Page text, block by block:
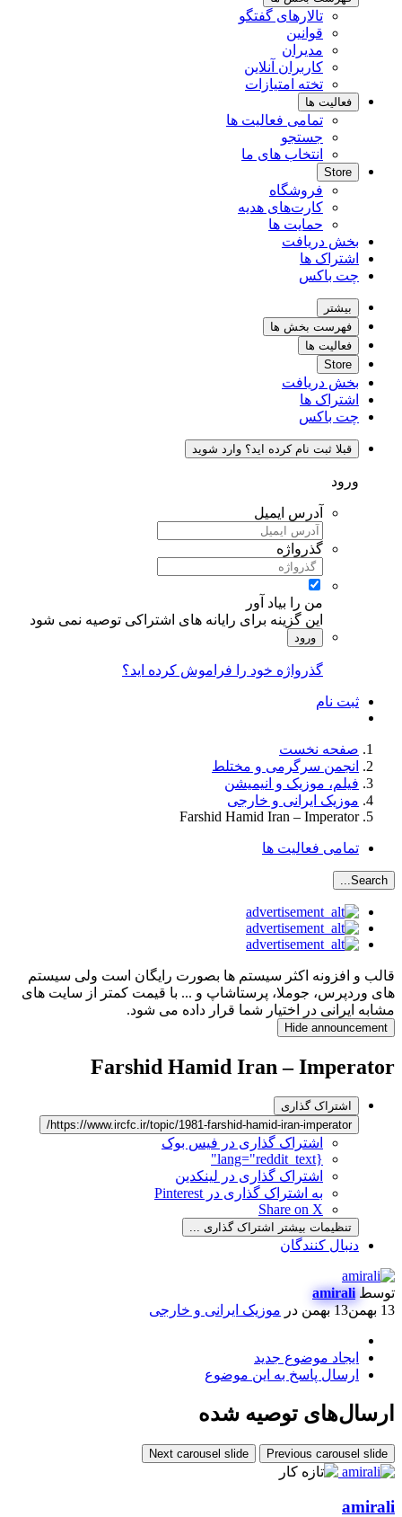
تالارهای گفتگو
قوانین
مدیران
کاربران آنلاین
تخته امتیازات
فعالیت ها
تمامی فعالیت ها
جستجو
انتخاب های ما
Store
فروشگاه
کارت‌های هدیه
حمایت ها
بخش دریافت
اشتراک ها
چت باکس
بیشتر
فهرست بخش ها
فعالیت ها
Store
بخش دریافت
اشتراک ها
چت باکس
قبلا ثبت نام کرده اید؟ وارد شوید
ورود
آدرس ایمیل
گذرواژه
من را بیاد آور
این گزینه برای رایانه های اشتراکی توصیه نمی شود
ورود
گذرواژه خود را فراموش کرده اید؟
ثبت نام
صفحه نخست
انجمن سرگرمی و مختلط
فیلم، موزیک و انیمیشن
موزیک ایرانی و خارجی
Farshid Hamid Iran – Imperator
تمامی فعالیت ها
Search...
قالب و افزونه اکثر سیستم ها بصورت رایگان است ولی سیستم
های وردپرس، جوملا، پرستاشاپ و ... با قیمت کمتر از سایت های
مشابه ایرانی در اختیار شما قرار داده می شود.
Hide announcement
Farshid Hamid Iran – Imperator
اشتراک گذاری
https://www.ircfc.ir/topic/1981-farshid-hamid-iran-imperator/
اشتراک گذاری در فیس بوک
{lang="reddit_text"
اشتراک گذاری در لینکدین
به اشتراک گذاری در Pinterest
Share on X
تنظیمات بیشتر اشتراک گذاری ...
دنبال کنندگان
توسطamirali
13 بهمن
13 بهمن در موزیک ایرانی و خارجی
ایجاد موضوع جدید
ارسال پاسخ به این موضوع
ارسال‌های توصیه شده
Previous carousel slide
Next carousel slide
amirali